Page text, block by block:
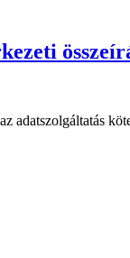
adatszolgáltatás